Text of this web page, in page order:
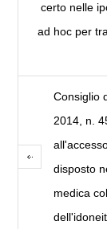
certo nelle
ad hoc per
Consiglio
2014, n.
disposto
medica